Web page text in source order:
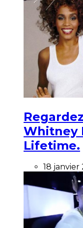
Whitney
Lifetime.
18 janvier